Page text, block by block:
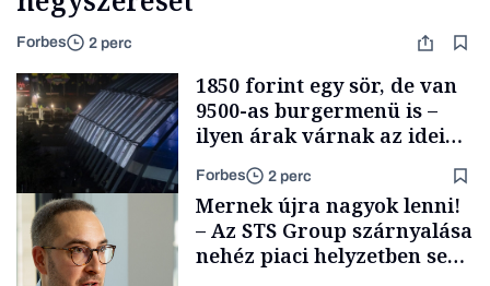
Forbes 2 perc
1850 forint egy sör, de van
9500-as burgermenü is –
ilyen árak várnak az idei
Szigeten
Forbes 2 perc
Mernek újra nagyok lenni!
– Az STS Group szárnyalása
nehéz piaci helyzetben sem